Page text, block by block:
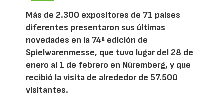
Más de 2.300 expositores de 71 países
diferentes presentaron sus últimas
novedades en la 74ª edición de
Spielwarenmesse, que tuvo lugar del 28 de
enero al 1 de febrero en Núremberg, y que
recibió la visita de alrededor de 57.500
visitantes.